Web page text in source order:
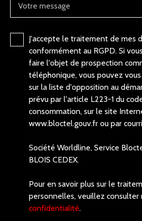
Votre message
J'accepte le traitement de mes
conformément au RGPD. Si
faire l'objet de prospection
téléphonique, vous pouvez
sur la liste d'opposition au
prévu par l'article L223-1 du
consommation, sur le site
www.bloctel.gouv.fr ou par
Société Worldline, Service
BLOIS CEDEX.
Pour en savoir plus sur le
personnelles, veuillez consulter
confidentialité.